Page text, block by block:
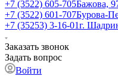
+7 (3522) 605-705Бажова,
+7 (3522) 601-707Бурова-
+7 (35253) 3-16-01г.
Заказать звонок
Задать вопрос
Войти